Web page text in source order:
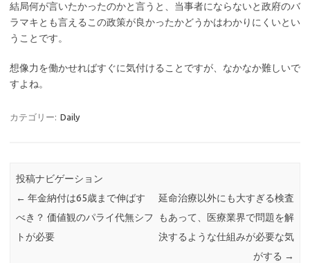
結局何が言いたかったのかと言うと、当事者にならないと政府のバ
ラマキとも言えるこの政策が良かったかどうかはわかりにくいとい
うことです。
想像力を働かせればすぐに気付けることですが、なかなか難しいで
すよね。
カテゴリー: Daily
投稿ナビゲーション
← 年金納付は65歳まで伸ばす
べき？ 価値観のパライ代無シフ
トが必要
延命治療以外にも大すぎる検査
もあって、医療業界で問題を解
決するような仕組みが必要な気
がする →